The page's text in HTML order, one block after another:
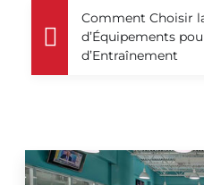
Comment Choisir
d’Équipements
d’Entraînement